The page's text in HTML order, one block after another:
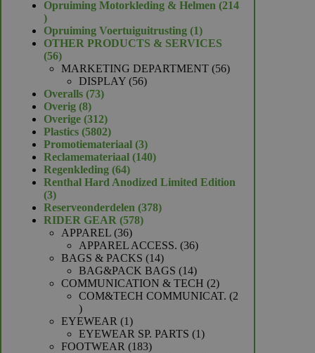
producten
Opruiming Motorkleding & Helmen
214
214
producten
Opruiming Voertuiguitrusting 11
product
OTHER PRODUCTS & SERVICES
5656
producten
MARKETING DEPARTMENT 5656
DISPLAY 5656
Overalls 7373
Overig 88
producten
Overige 312312
producten
Plastics 58025802
producten
Promotiemateriaal 33
producten
Reclamemateriaal 140140
Regenkleding 6464
producten
Renthal Hard Anodized Limited Edition
33
producten
Reserveonderdelen 378378
RIDER GEAR 578578
APPAREL 3636
producten
APPAREL ACCESS. 3636
BAGS & PACKS 1414
producten
BAG&PACK BAGS 1414
producten
COMMUNICATION & TECH 22
producten
COM&TECH COMMUNICAT.
2
2
producten
EYEWEAR 11
product
EYEWEAR SP. PARTS 11
FOOTWEAR 183183